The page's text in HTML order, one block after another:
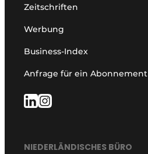
Zeitschriften
Werbung
Business-Index
Anfrage für ein Abonnement
NIEDERLÄNDISCHES BÜRO